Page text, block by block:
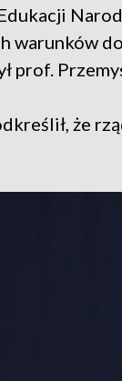
warunków
prof.
że